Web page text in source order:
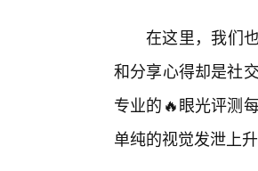
在这里，我们
和分享心得却是社
专业的🔥眼光评测
单纯的视觉发泄上